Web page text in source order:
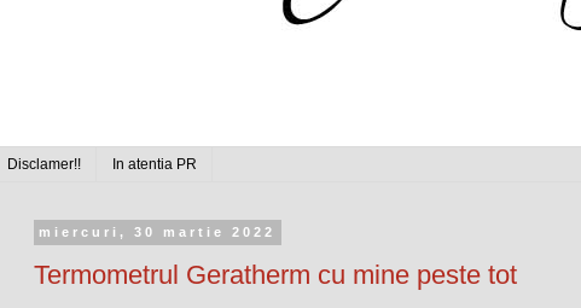
Disclamer!! In atentia PR
miercuri, 30 martie 2022
Termometrul Geratherm cu mine peste tot